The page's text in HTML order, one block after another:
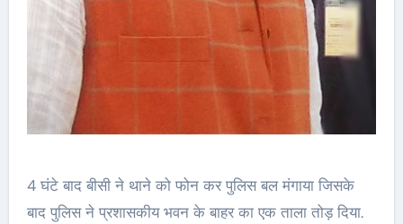
4 घंटे बाद बीसी ने थाने को फोन कर पुलिस बल मंगाया जिसके
बाद पुलिस ने प्रशासकीय भवन के बाहर का एक ताला तोड़ दिया.